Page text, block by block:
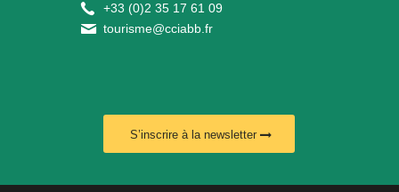
+33 (0)2 35 17 61 09
tourisme@cciabb.fr
S’inscrire à la newsletter